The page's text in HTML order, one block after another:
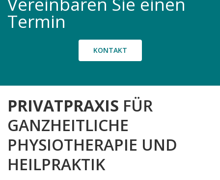
Termin
KONTAKT
PRIVATPRAXIS FÜR
GANZHEITLICHE
PHYSIOTHERAPIE UND
HEILPRAKTIK